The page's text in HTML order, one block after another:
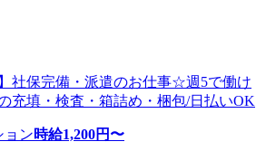
】社保完備・派遣のお仕事☆週5で働け
充填・検査・箱詰め・梱包/日払いOK
ョン時給1,200円〜